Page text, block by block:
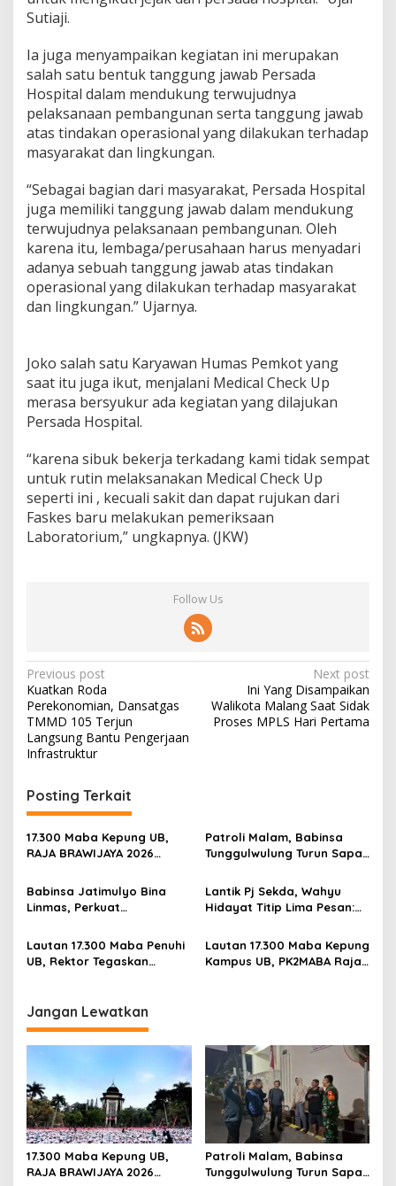
Sutiaji.
Ia juga menyampaikan kegiatan ini merupakan
salah satu bentuk tanggung jawab Persada
Hospital dalam mendukung terwujudnya
pelaksanaan pembangunan serta tanggung jawab
atas tindakan operasional yang dilakukan terhadap
masyarakat dan lingkungan.
“Sebagai bagian dari masyarakat, Persada Hospital
juga memiliki tanggung jawab dalam mendukung
terwujudnya pelaksanaan pembangunan. Oleh
karena itu, lembaga/perusahaan harus menyadari
adanya sebuah tanggung jawab atas tindakan
operasional yang dilakukan terhadap masyarakat
dan lingkungan.” Ujarnya.
Joko salah satu Karyawan Humas Pemkot yang
saat itu juga ikut, menjalani Medical Check Up
merasa bersyukur ada kegiatan yang dilajukan
Persada Hospital.
“karena sibuk bekerja terkadang kami tidak sempat
untuk rutin melaksanakan Medical Check Up
seperti ini , kecuali sakit dan dapat rujukan dari
Faskes baru melakukan pemeriksaan
Laboratorium,” ungkapnya. (JKW)
Follow Us
P
o
s
t
a
v
i
a
i
o
n
Previous post
Kuatkan Roda
Perekonomian, Dansatgas
TMMD 105 Terjun
Langsung Bantu Pengerjaan
Infrastruktur
Next post
Ini Yang Disampaikan
Walikota Malang Saat Sidak
Proses MPLS Hari Pertama
Posting Terkait
17.300 Maba Kepung UB,
RAJA BRAWIJAYA 2026
World Class University
Orientation
Patroli Malam, Babinsa
Tunggulwulung Turun Sapa
Kondusif
Babinsa Jatimulyo Bina
Linmas, Perkuat
Keamanan Wilayah
Lantik Pj Sekda, Wahyu
Hidayat Titip Lima Pesan:
Program Prioritas Kota
Malang
Lautan 17.300 Maba Penuhi
UB, Rektor Tegaskan
Lautan 17.300 Maba Kepung
Kampus UB, PK2MABA Raja
Jangan Lewatkan
17.300 Maba Kepung UB,
RAJA BRAWIJAYA 2026
Patroli Malam, Babinsa
Tunggulwulung Turun Sapa